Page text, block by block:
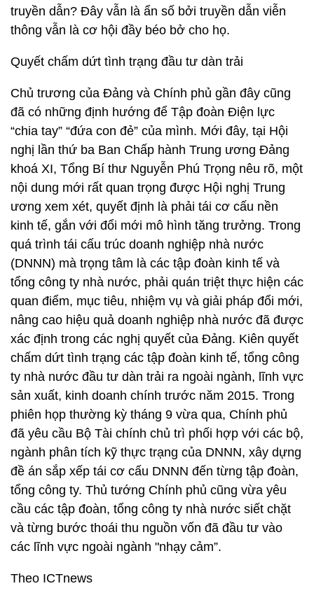
truyền dẫn? Đây vẫn là ẩn số bởi truyền dẫn viễn
thông vẫn là cơ hội đầy béo bở cho họ.
Quyết chấm dứt tình trạng đầu tư dàn trải
Chủ trương của Đảng và Chính phủ gần đây cũng
đã có những định hướng để Tập đoàn Điện lực
“chia tay” “đứa con đẻ” của mình. Mới đây, tại Hội
nghị lần thứ ba Ban Chấp hành Trung ương Đảng
khoá XI, Tổng Bí thư Nguyễn Phú Trọng nêu rõ, một
nội dung mới rất quan trọng được Hội nghị Trung
ương xem xét, quyết định là phải tái cơ cấu nền
kinh tế, gắn với đổi mới mô hình tăng trưởng. Trong
quá trình tái cấu trúc doanh nghiệp nhà nước
(DNNN) mà trọng tâm là các tập đoàn kinh tế và
tổng công ty nhà nước, phải quán triệt thực hiện các
quan điểm, mục tiêu, nhiệm vụ và giải pháp đổi mới,
nâng cao hiệu quả doanh nghiệp nhà nước đã được
xác định trong các nghị quyết của Đảng. Kiên quyết
chấm dứt tình trạng các tập đoàn kinh tế, tổng công
ty nhà nước đầu tư dàn trải ra ngoài ngành, lĩnh vực
sản xuất, kinh doanh chính trước năm 2015. Trong
phiên họp thường kỳ tháng 9 vừa qua, Chính phủ
đã yêu cầu Bộ Tài chính chủ trì phối hợp với các bộ,
ngành phân tích kỹ thực trạng của DNNN, xây dựng
đề án sắp xếp tái cơ cấu DNNN đến từng tập đoàn,
tổng công ty. Thủ tướng Chính phủ cũng vừa yêu
cầu các tập đoàn, tổng công ty nhà nước siết chặt
và từng bước thoái thu nguồn vốn đã đầu tư vào
các lĩnh vực ngoài ngành "nhạy cảm”.
Theo ICTnews